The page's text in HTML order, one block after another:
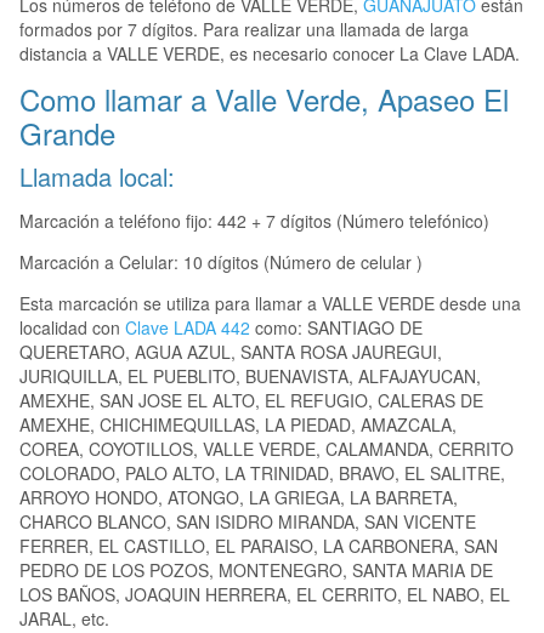
Los números de teléfono de VALLE VERDE, GUANAJUATO están
formados por 7 dígitos. Para realizar una llamada de larga
distancia a VALLE VERDE, es necesario conocer La Clave LADA.
Como llamar a Valle Verde, Apaseo El
Grande
Llamada local:
Marcación a teléfono fijo: 442 + 7 dígitos (Número telefónico)
Marcación a Celular: 10 dígitos (Número de celular )
Esta marcación se utiliza para llamar a VALLE VERDE desde una
localidad con Clave LADA 442 como: SANTIAGO DE
QUERETARO, AGUA AZUL, SANTA ROSA JAUREGUI,
JURIQUILLA, EL PUEBLITO, BUENAVISTA, ALFAJAYUCAN,
AMEXHE, SAN JOSE EL ALTO, EL REFUGIO, CALERAS DE
AMEXHE, CHICHIMEQUILLAS, LA PIEDAD, AMAZCALA,
COREA, COYOTILLOS, VALLE VERDE, CALAMANDA, CERRITO
COLORADO, PALO ALTO, LA TRINIDAD, BRAVO, EL SALITRE,
ARROYO HONDO, ATONGO, LA GRIEGA, LA BARRETA,
CHARCO BLANCO, SAN ISIDRO MIRANDA, SAN VICENTE
FERRER, EL CASTILLO, EL PARAISO, LA CARBONERA, SAN
PEDRO DE LOS POZOS, MONTENEGRO, SANTA MARIA DE
LOS BAÑOS, JOAQUIN HERRERA, EL CERRITO, EL NABO, EL
JARAL, etc.